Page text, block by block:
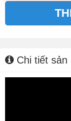
Chi tiết sản